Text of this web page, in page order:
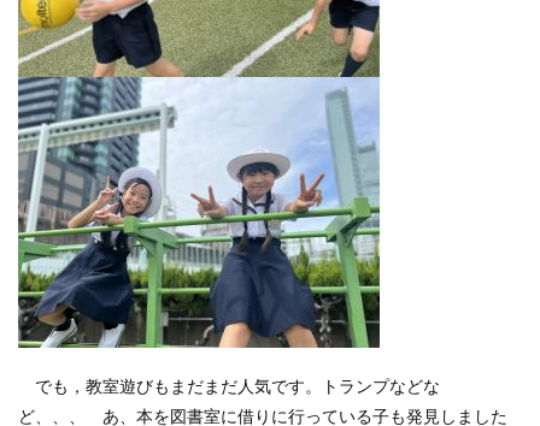
でも，教室遊びもまだまだ人気です。トランプなどな
ど、、、 あ、本を図書室に借りに行っている子も発見しました